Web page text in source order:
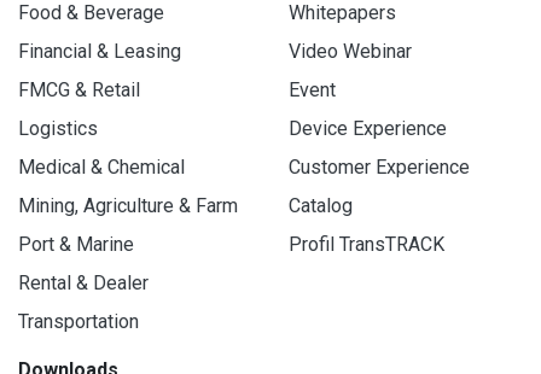
Food & Beverage
Financial & Leasing
FMCG & Retail
Logistics
Medical & Chemical
Mining, Agriculture & Farm
Port & Marine
Rental & Dealer
Transportation
Whitepapers
Video Webinar
Event
Device Experience
Customer Experience
Catalog
Profil TransTRACK